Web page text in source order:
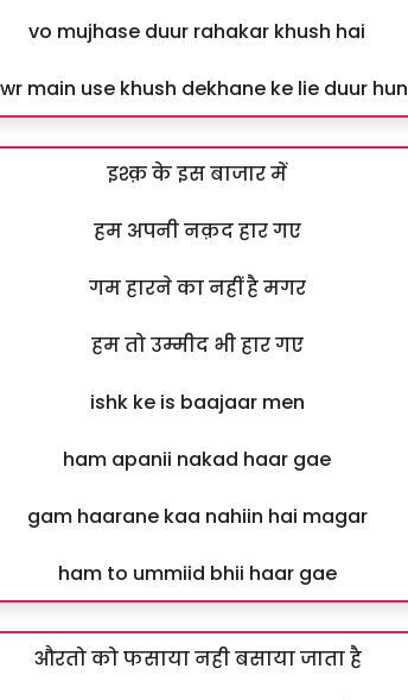
vo mujhase duur rahakar khush hai
main use khush dekhane ke lie duur hun
इश्क़ के इस बाजार में
हम अपनी नक़द हार गए
गम हारने का नहीं है मगर
हम तो उम्मीद भी हार गए
ishk ke is baajaar men
ham apanii nakad haar gae
gam haarane kaa nahiin hai magar
ham to ummiid bhii haar gae
औरतो को फसाया नही बसाया जाता है